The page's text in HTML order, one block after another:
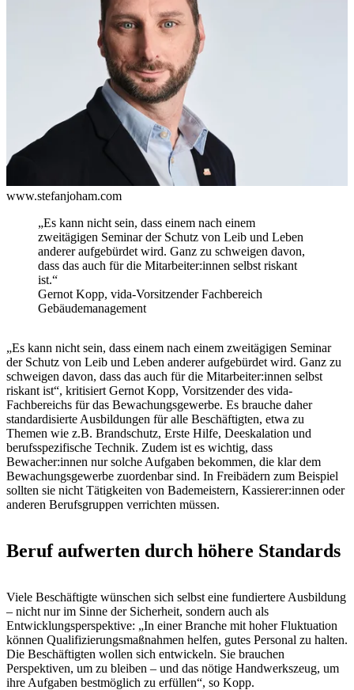
www.stefanjoham.com
„Es kann nicht sein, dass einem nach einem
zweitägigen Seminar der Schutz von Leib und Leben
anderer aufgebürdet wird. Ganz zu schweigen davon,
dass das auch für die Mitarbeiter:innen selbst riskant
ist.“
Gernot Kopp, vida-Vorsitzender Fachbereich
Gebäudemanagement
„Es kann nicht sein, dass einem nach einem zweitägigen Seminar
der Schutz von Leib und Leben anderer aufgebürdet wird. Ganz zu
schweigen davon, dass das auch für die Mitarbeiter:innen selbst
riskant ist“, kritisiert Gernot Kopp, Vorsitzender des vida-
Fachbereichs für das Bewachungsgewerbe. Es brauche daher
standardisierte Ausbildungen für alle Beschäftigten, etwa zu
Themen wie z.B. Brandschutz, Erste Hilfe, Deeskalation und
berufsspezifische Technik. Zudem ist es wichtig, dass
Bewacher:innen nur solche Aufgaben bekommen, die klar dem
Bewachungsgewerbe zuordenbar sind. In Freibädern zum Beispiel
sollten sie nicht Tätigkeiten von Bademeistern, Kassierer:innen oder
anderen Berufsgruppen verrichten müssen.
Beruf aufwerten durch höhere Standards
Viele Beschäftigte wünschen sich selbst eine fundiertere Ausbildung
– nicht nur im Sinne der Sicherheit, sondern auch als
Entwicklungsperspektive: „In einer Branche mit hoher Fluktuation
können Qualifizierungsmaßnahmen helfen, gutes Personal zu halten.
Die Beschäftigten wollen sich entwickeln. Sie brauchen
Perspektiven, um zu bleiben – und das nötige Handwerkszeug, um
ihre Aufgaben bestmöglich zu erfüllen“, so Kopp.